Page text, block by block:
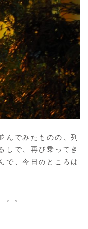
んでみたものの、列
しで、再び乗ってき
で、今日のところは
。。